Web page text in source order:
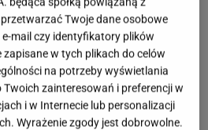
czwarta Polka doszła do
Tam musiała
Rosjanki, Mirry Andriejewej,
setach 6:3 6:2. 24-latka
kraju, gdzie została hucznie
i media na lotnisku.
Twoje dane osobowe
e-mail czy identyfikatory plików
w tych plikach do celów
na potrzeby wyświetlania
zainteresowań i preferencji w
i w Internecie lub personalizacji
Wyrażenie zgody jest dobrowolne.